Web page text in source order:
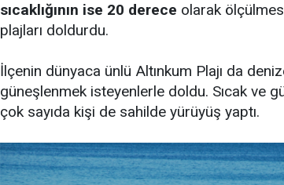
sıcaklığının ise 20 derece olarak
plajları doldurdu.
İlçenin dünyaca ünlü Altınkum Plajı da
güneşlenmek isteyenlerle doldu. Sıcak ve
çok sayıda kişi de sahilde yürüyüş yaptı.